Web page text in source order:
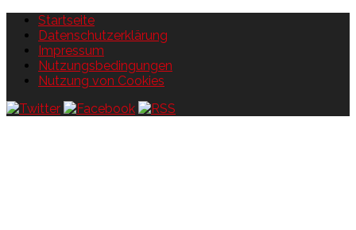
Startseite
Datenschutzerklärung
Impressum
Nutzungsbedingungen
Nutzung von Cookies